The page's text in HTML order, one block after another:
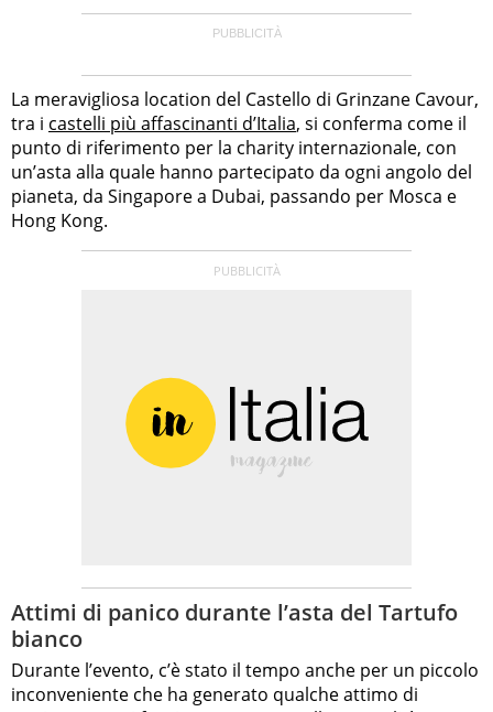
La meravigliosa location del Castello di Grinzane Cavour,
tra i castelli più affascinanti d’Italia, si conferma come il
punto di riferimento per la charity internazionale, con
un’asta alla quale hanno partecipato da ogni angolo del
pianeta, da Singapore a Dubai, passando per Mosca e
Hong Kong.
Attimi di panico durante l’asta del Tartufo
bianco
Durante l’evento, c’è stato il tempo anche per un piccolo
inconveniente che ha generato qualche attimo di